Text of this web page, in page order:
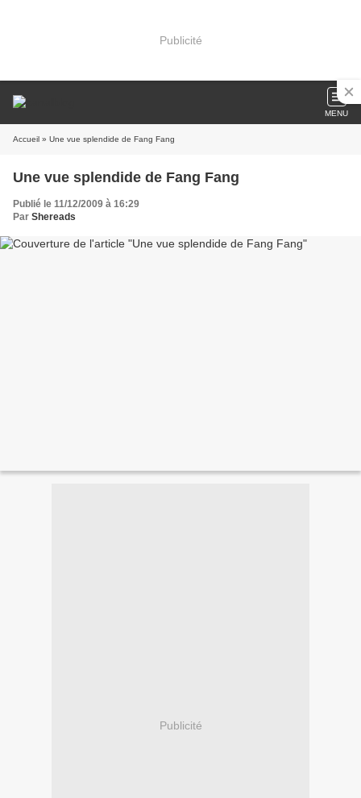
Publicité
MENU
Accueil » Une vue splendide de Fang Fang
Une vue splendide de Fang Fang
Publié le 11/12/2009 à 16:29
Par Shereads
Publicité